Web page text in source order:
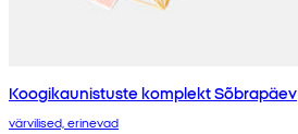
Koogikaunistuste komplekt Sõbrapäev
värvilised, erinevad